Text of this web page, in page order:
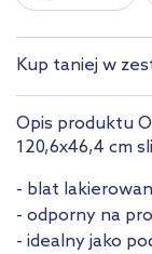
Kup taniej w
Opis produktu
120,6x46,4 cm
- blat
- odporny na
- idealny jako